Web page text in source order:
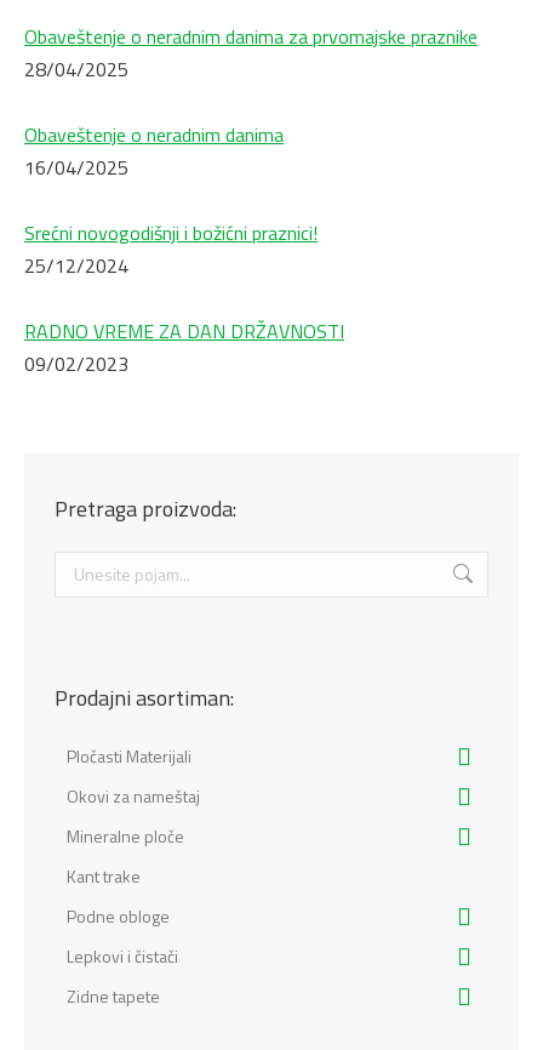
Obaveštenje o neradnim danima za prvomajske praznike
28/04/2025
Obaveštenje o neradnim danima
16/04/2025
Srećni novogodišnji i božićni praznici!
25/12/2024
RADNO VREME ZA DAN DRŽAVNOSTI
09/02/2023
Pretraga proizvoda:
Search:
Prodajni asortiman:
Pločasti Materijali
Okovi za nameštaj
Mineralne ploče
Kant trake
Podne obloge
Lepkovi i čistači
Zidne tapete